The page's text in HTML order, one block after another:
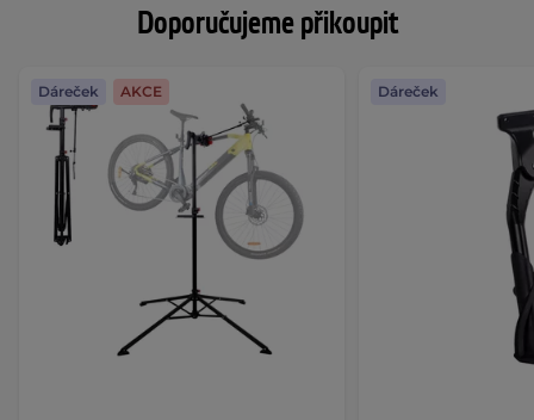
Doporučujeme přikoupit
Dáreček AKCE Dáreček